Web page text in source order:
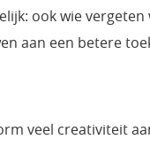
ook wie
aan een betere
veel creativiteit